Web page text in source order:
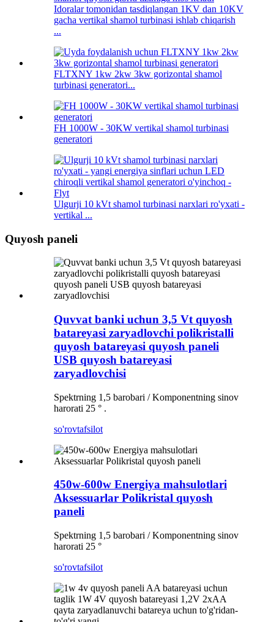
Idoralar tomonidan tasdiqlangan 1KV dan 10KV
gacha vertikal shamol turbinasi ishlab chiqarish
...
FLTXNY 1kw 2kw 3kw gorizontal shamol
turbinasi generatori...
FH 1000W - 30KW vertikal shamol turbinasi
generatori
Ulgurji 10 kVt shamol turbinasi narxlari ro'yxati -
vertikal ...
Quyosh paneli
Quvvat banki uchun 3,5 Vt quyosh
batareyasi zaryadlovchi polikristalli
quyosh batareyasi quyosh paneli
USB quyosh batareyasi
zaryadlovchisi
Spektrning 1,5 barobari / Komponentning sinov
harorati 25 ° .
so'rovtafsilot
450w-600w Energiya mahsulotlari
Aksessuarlar Polikristal quyosh
paneli
Spektrning 1,5 barobari / Komponentning sinov
harorati 25 °
so'rovtafsilot